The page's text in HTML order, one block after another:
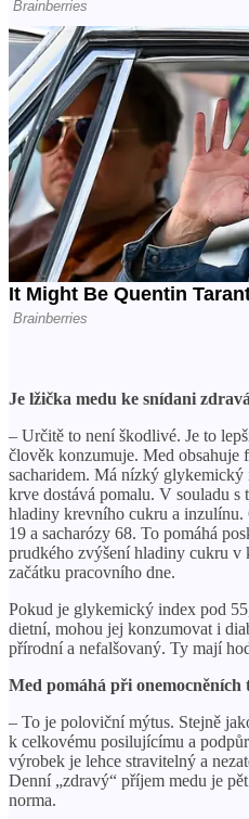
Je lžička medu ke snídani
– Určitě to není škodlivé. Je to
člověk konzumuje. Med obsahuje
sacharidem. Má nízký glykemický
krve dostává pomalu. V souladu s
hladiny krevního cukru a
19 a sacharózy 68. To pomáhá
prudkého zvýšení hladiny cukru v
začátku pracovního dne.
Pokud je glykemický index pod
dietní, mohou jej konzumovat i
přírodní a nefalšovaný. Ty mají
Med pomáhá při
– To je poloviční mýtus. Stejně
k celkovému posilujícímu a
výrobek je lehce stravitelný a
Denní „zdravý“ příjem medu je
norma.